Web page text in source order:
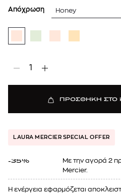
Απόχρωση Honey
1
ΠΡΟΣΘΗΚΗ ΣΤΟ
LAURA MERCIER SPECIAL OFFER
-35%
Mε την αγορά 2
Mercier.
Η ενέργεια εφαρμόζεται